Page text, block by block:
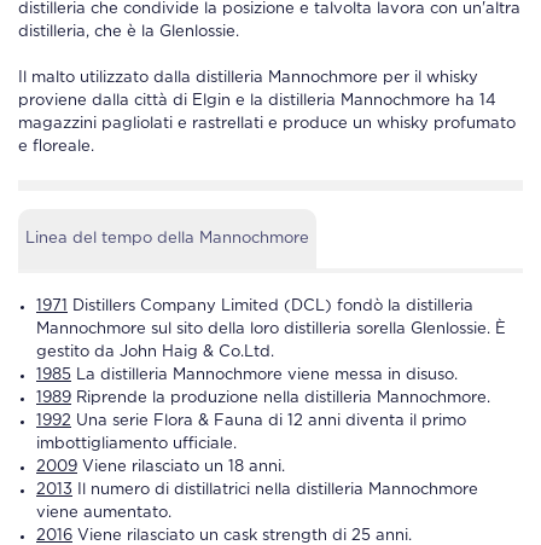
distilleria che condivide la posizione e talvolta lavora con un'altra
distilleria, che è la Glenlossie.
Il malto utilizzato dalla distilleria Mannochmore per il whisky
proviene dalla città di Elgin e la distilleria Mannochmore ha 14
magazzini pagliolati e rastrellati e produce un whisky profumato
e floreale.
Linea del tempo della Mannochmore
1971
Distillers Company Limited (DCL) fondò la distilleria
Mannochmore sul sito della loro distilleria sorella Glenlossie. È
gestito da John Haig & Co.Ltd.
1985 La distilleria Mannochmore viene messa in disuso.
1989 Riprende la produzione nella distilleria Mannochmore.
1992 Una serie Flora & Fauna di 12 anni diventa il primo
imbottigliamento ufficiale.
2009 Viene rilasciato un 18 anni.
2013 Il numero di distillatrici nella distilleria Mannochmore
viene aumentato.
2016 Viene rilasciato un cask strength di 25 anni.